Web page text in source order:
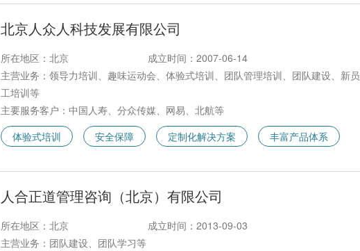
北京人众人科技发展有限公司
所在地区：北京
成立时间：2007-06-14
主营业务：领导力培训、趣味运动会、体验式培训、团队管理培训、团队建设、新员
工培训等
主要服务客户：中国人寿、分众传媒、网易、北航等
体验式培训
安全保障 定制化解决方案 丰富产品体系
人合正道管理咨询（北京）有限公司
所在地区：北京
成立时间：2013-09-03
主营业务：团队建设、团队学习等